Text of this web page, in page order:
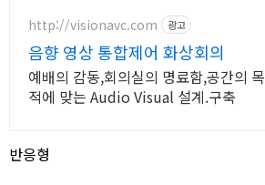
http://visionavc.com 광고
음향 영상 통합제어 화상회의
예배의 감동,회의실의 명료함,공간의 목
적에 맞는 Audio Visual 설계.구축
반응형